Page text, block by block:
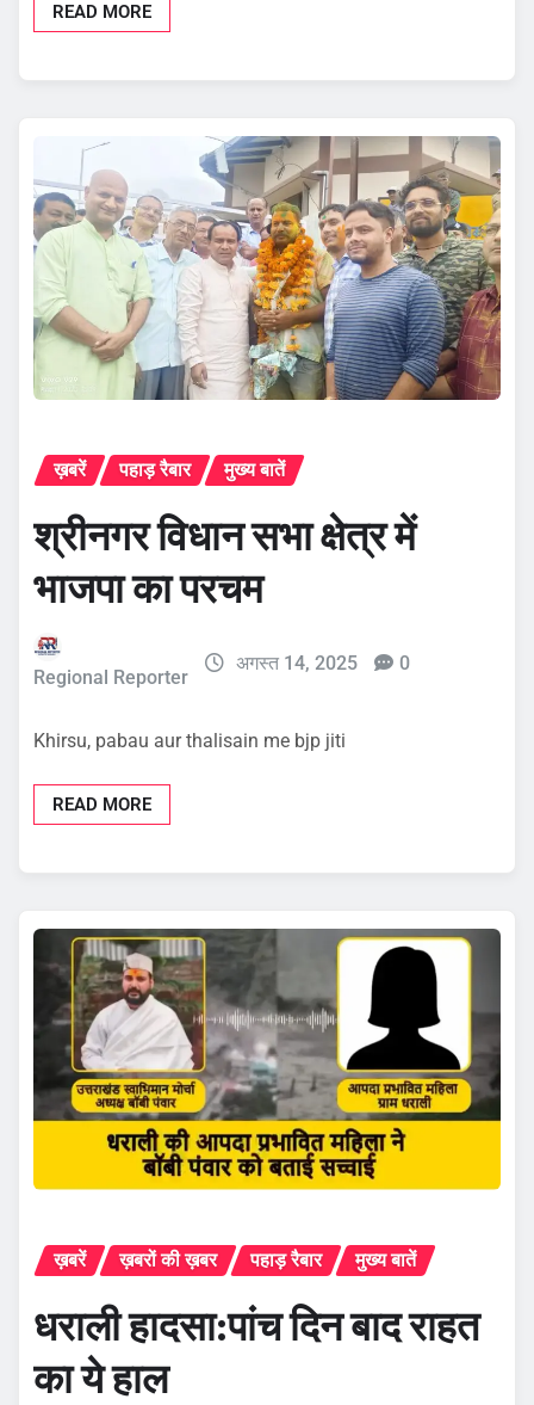
READ MORE
ख़बरें पहाड़ रैबार मुख्य बातें
श्रीनगर विधान सभा क्षेत्र में
भाजपा का परचम
Regional Reporter
अगस्त 14, 2025 0
Khirsu, pabau aur thalisain me bjp jiti
READ MORE
ख़बरें ख़बरों की ख़बर पहाड़ रैबार मुख्य बातें
धराली हादसा:पांच दिन बाद राहत
का ये हाल